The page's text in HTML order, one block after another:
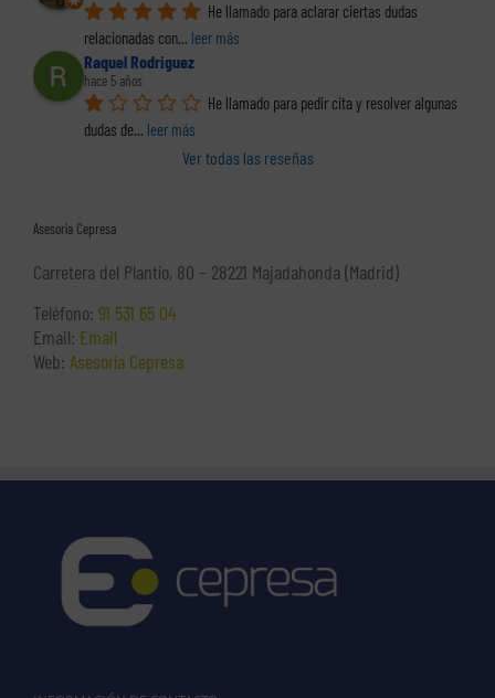
He llamado para aclarar ciertas dudas
relacionadas con... leer más
Raquel Rodriguez
hace 5 años
He llamado para pedir cita y resolver algunas
dudas de... leer más
Ver todas las reseñas
Asesoría Cepresa
Carretera del Plantío, 80 – 28221 Majadahonda (Madrid)
Teléfono: 91 531 65 04
Email: Email
Web: Asesoría Cepresa